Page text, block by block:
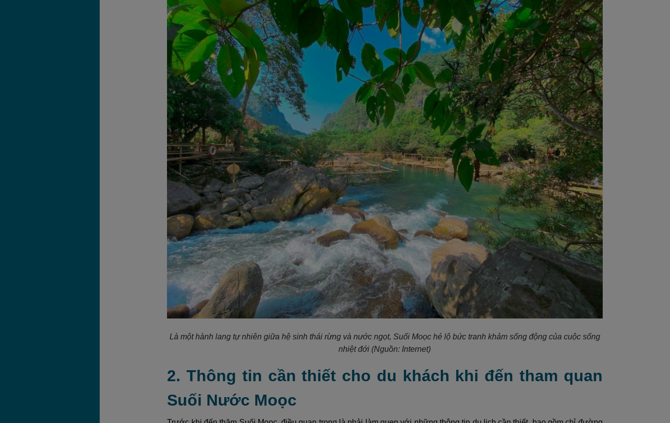
Là một hành lang tự nhiên giữa hệ sinh thái rừng và nước ngọt, Suối Moọc hé lộ bức tranh khảm sống động của cuộc sống
nhiệt đới(Nguồn: Internet)
2. Thông tin cần thiết cho du khách khi đến tham quan
Suối Nước Moọc